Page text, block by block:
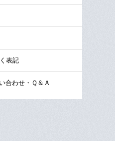
表記
合わせ・Ｑ＆Ａ